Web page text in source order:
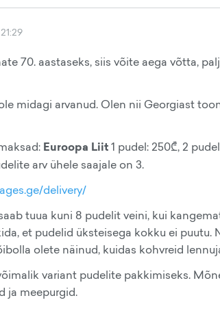
70. aastaseks, siis võite aega võtta,
midagi arvanud. Olen nii Georgiast
Euroopa Liit1 pudel: 250₾, 2
arv ühele saajale on 3.
delivery/
tuua kuni 8 pudelit veini, kui
et pudelid üksteisega kokku ei
olete näinud, kuidas kohvreid
variant pudelite pakkimiseks.
ja meepurgid.